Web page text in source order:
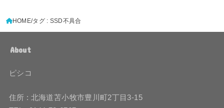
HOME タグ : SSD不具合
About
ピシコ
住所 : 北海道苫小牧市豊川町2丁目3-15